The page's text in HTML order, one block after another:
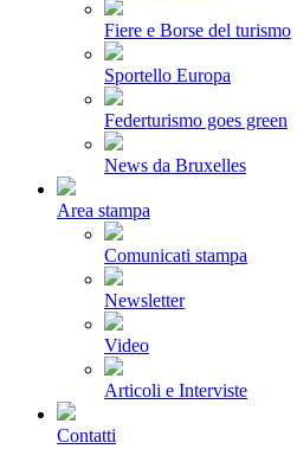
Fiere e Borse del turismo
Sportello Europa
Federturismo goes green
News da Bruxelles
Area stampa
Comunicati stampa
Newsletter
Video
Articoli e Interviste
Contatti